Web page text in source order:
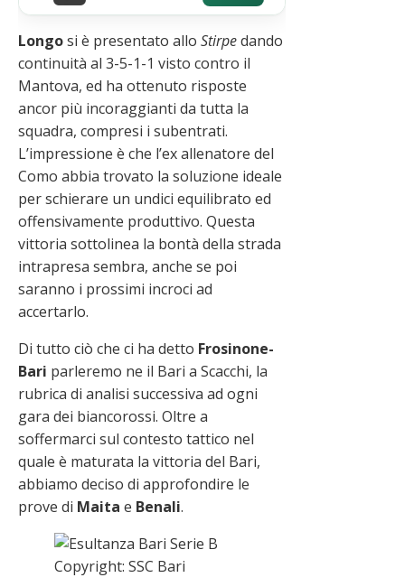
Longosi è presentato allo Stirpedando
continuità al 3-5-1-1 visto contro il
Mantova, ed ha ottenuto risposte
ancor più incoraggianti da tutta la
squadra, compresi i subentrati.
L’impressione è che l’ex allenatore del
Como abbia trovato la soluzione ideale
per schierare un undici equilibrato ed
offensivamente produttivo. Questa
vittoria sottolinea la bontà della strada
intrapresa sembra, anche se poi
saranno i prossimi incroci ad
accertarlo.
Di tutto ciò che ci ha detto Frosinone-
Bari parleremo ne il Bari a Scacchi, la
rubrica di analisi successiva ad ogni
gara dei biancorossi. Oltre a
soffermarci sul contesto tattico nel
quale è maturata la vittoria del Bari,
abbiamo deciso di approfondire le
prove di Maita e Benali.
Copyright: SSC Bari